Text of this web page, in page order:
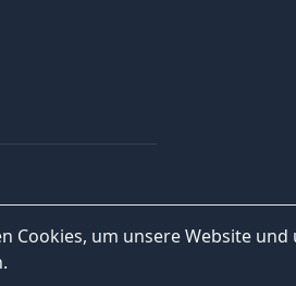
Cookies, um unsere Website und